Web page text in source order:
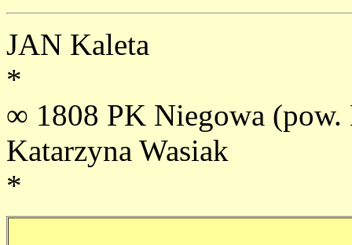
JAN Kaleta
*
∞ 1808 PK Niegowa
Katarzyna Wasiak
*